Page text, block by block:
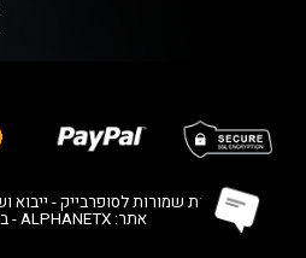
© כל הזכויות שמורות לסופרבייק - ייבוא
אתר: ALPHANETX - בניית אתרים